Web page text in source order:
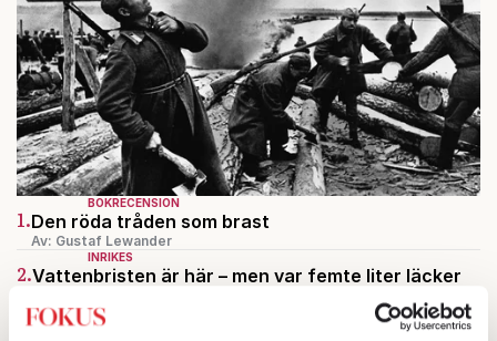
BOKRECENSION
1.Den röda tråden som brast
Av: Gustaf Lewander
INRIKES
2.Vattenbristen är här – men var femte liter läcker
Av: Susanne Gäre